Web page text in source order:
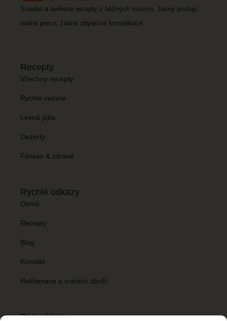
Snadné a ověřené recepty z běžných surovin. Jasný postup,
reálné porce, žádné zbytečné komplikace.
Recepty
Všechny recepty
Rychlé večeře
Levná jídla
Dezerty
Fitness & zdravé
Rychlé odkazy
Domů
Recepty
Blog
Kontakt
Reklamace a vrácení zboží
Bez reklam